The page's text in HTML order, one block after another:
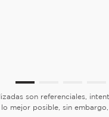
son referenciales,
mejor posible, sin